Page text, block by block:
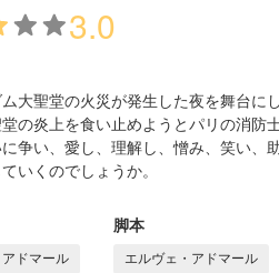
3.0
ム大聖堂の火災が発生した夜を舞台に
堂の炎上を食い止めようとパリの消
に争い、愛し、理解し、憎み、笑い
いくのでしょうか。
ドマール
脚本
エルヴェ・アドマール